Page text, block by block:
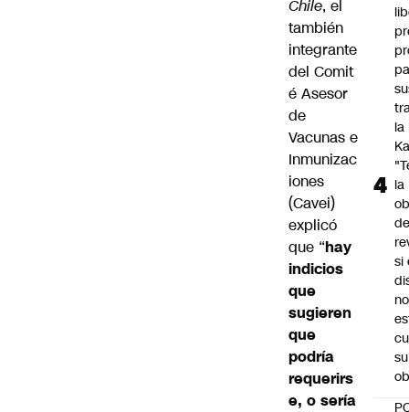
Chile, el
también
integrante
del Comit
é Asesor
de
Vacunas e
Inmunizac
iones
(Cavei)
explicó
que “hay
indicios
que
sugieren
que
podría
requerirs
e, o sería
la
la
de
si
su